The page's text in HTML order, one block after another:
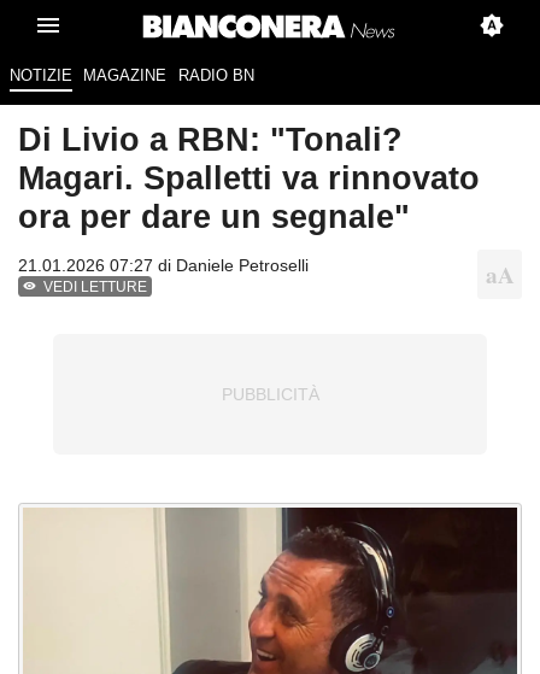
NOTIZIE MAGAZINE RADIO BN
Di Livio a RBN: "Tonali?
Magari. Spalletti va rinnovato
ora per dare un segnale"
21.01.2026 07:27 di Daniele Petroselli
VEDI LETTURE